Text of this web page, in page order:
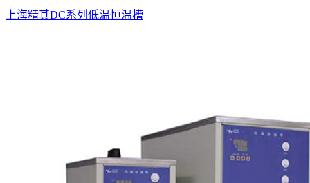
上海精其DC系列低温恒温槽